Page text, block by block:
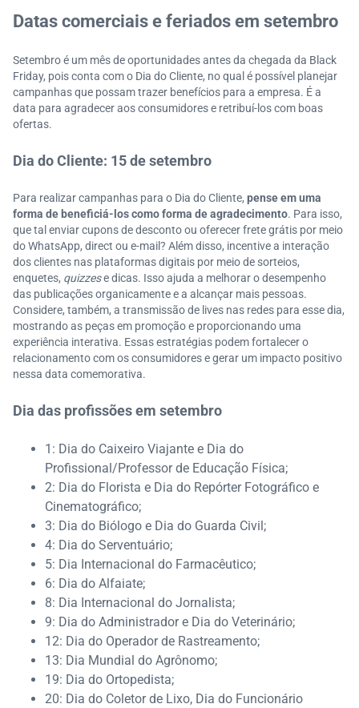
Datas comerciais e feriados em setembro
Setembro é um mês de oportunidades antes da chegada da Black
Friday, pois conta com o Dia do Cliente, no qual é possível planejar
campanhas que possam trazer benefícios para a empresa. É a
data para agradecer aos consumidores e retribuí-los com boas
ofertas.
Dia do Cliente: 15 de setembro
Para realizar campanhas para o Dia do Cliente, pense em uma
forma de beneficiá-los como forma de agradecimento. Para isso,
que tal enviar cupons de desconto ou oferecer frete grátis por meio
do WhatsApp, direct ou e-mail? Além disso, incentive a interação
dos clientes nas plataformas digitais por meio de sorteios,
enquetes, quizzese dicas. Isso ajuda a melhorar o desempenho
das publicações organicamente e a alcançar mais pessoas.
Considere, também, a transmissão de lives nas redes para esse dia,
mostrando as peças em promoção e proporcionando uma
experiência interativa. Essas estratégias podem fortalecer o
relacionamento com os consumidores e gerar um impacto positivo
nessa data comemorativa.
Dia das profissões em setembro
1: Dia do Caixeiro Viajante e Dia do
Profissional/Professor de Educação Física;
2: Dia do Florista e Dia do Repórter Fotográfico e
Cinematográfico;
3: Dia do Biólogo e Dia do Guarda Civil;
4: Dia do Serventuário;
5: Dia Internacional do Farmacêutico;
6: Dia do Alfaiate;
8: Dia Internacional do Jornalista;
9: Dia do Administrador e Dia do Veterinário;
12: Dia do Operador de Rastreamento;
13: Dia Mundial do Agrônomo;
19: Dia do Ortopedista;
20: Dia do Coletor de Lixo, Dia do Funcionário